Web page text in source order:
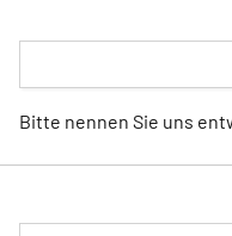
Bitte nennen Sie uns